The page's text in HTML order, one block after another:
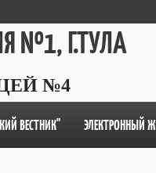
№1, Г.ТУЛА
№4
ВЕСТНИК" ЭЛЕКТРОННЫЙ